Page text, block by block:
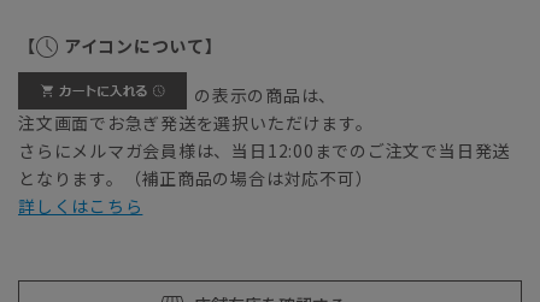
【 アイコンについて】
の表示の商品は、
注文画面でお急ぎ発送を選択いただけます。
さらにメルマガ会員様は、当日12:00までのご注文で当日発送
となります。（補正商品の場合は対応不可）
詳しくはこちら